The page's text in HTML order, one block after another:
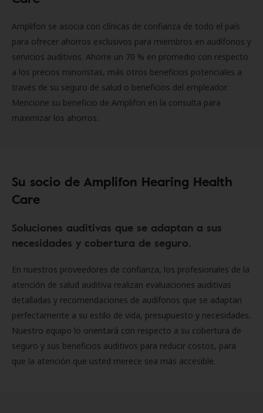
Amplifon se asocia con clínicas de confianza de todo el país
para ofrecer ahorros exclusivos para miembros en audífonos y
servicios auditivos. Ahorre un 70 % en promedio con respecto
a los precios minoristas, más otros beneficios potenciales a
través de su seguro de salud o beneficios del empleador.
Mencione su beneficio de Amplifon en la consulta para
maximizar los ahorros.
Su socio de Amplifon Hearing Health
Care
Soluciones auditivas que se adaptan a sus
necesidades y cobertura de seguro.
En nuestros proveedores de confianza, los profesionales de la
atención de salud auditiva realizan evaluaciones auditivas
detalladas y recomendaciones de audífonos que se adaptan
perfectamente a su estilo de vida, presupuesto y necesidades.
Nuestro equipo lo orientará con respecto a su cobertura de
seguro y sus beneficios auditivos para reducir costos, para
que la atención que usted merece sea más accesible.